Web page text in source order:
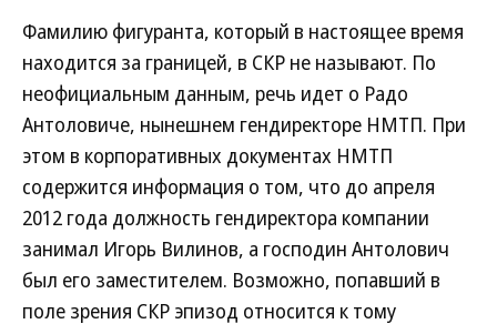
Фамилию фигуранта, который в настоящее время
находится за границей, в СКР не называют. По
неофициальным данным, речь идет о Радо
Антоловиче, нынешнем гендиректоре НМТП. При
этом в корпоративных документах НМТП
содержится информация о том, что до апреля
2012 года должность гендиректора компании
занимал Игорь Вилинов, а господин Антолович
был его заместителем. Возможно, попавший в
поле зрения СКР эпизод относится к тому